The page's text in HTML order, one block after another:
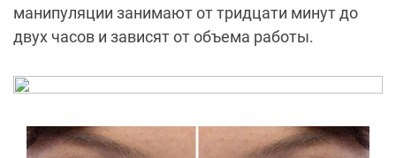
манипуляции занимают от тридцати минут до
двух часов и зависят от объема работы.